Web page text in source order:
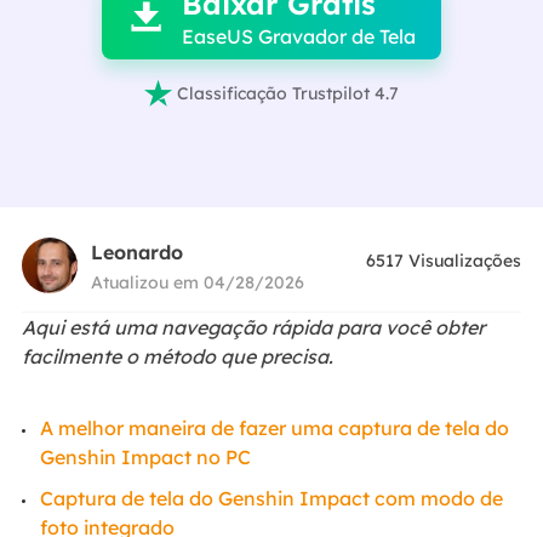
 EaseUS Gravador de Tela
 Classificação Trustpilot 4.7
Leonardo
Atualizou em 04/28/2026
6517 Visualizações
Aqui está uma navegação rápida para você obter
facilmente o método que precisa.
A melhor maneira de fazer uma captura de tela do
Genshin Impact no PC
Captura de tela do Genshin Impact com modo de
foto integrado